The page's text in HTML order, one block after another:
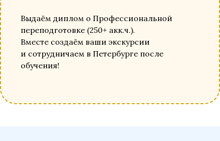
Выдаём диплом о Профессиональной
переподготовке (250+ акк.ч.).
Вместе создаём ваши экскурсии
и сотрудничаем в Петербурге после
обучения!